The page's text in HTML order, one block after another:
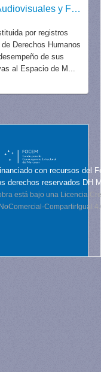
Archivo Nacional de la Memoria - Audiovisuales y Fotografías
por registros
Derechos Humanos
de sus
al Espacio de M...
con recursos del
derechos reservados DH
está bajo una Licencia
CompartirIgual